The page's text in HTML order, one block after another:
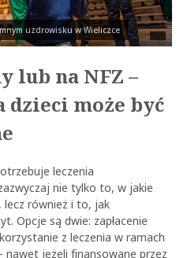
uzdrowisku w Wieliczce
lub na NFZ –
może być
leczenia
nie tylko to, w jakie
lecz również i to, jak
Opcje są dwie: zapłacenie
z leczenia w ramach
nawet jeżeli finansowane przez